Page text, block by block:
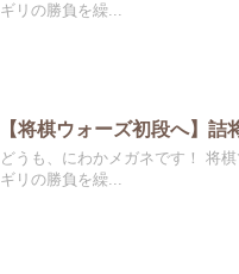
ギリの勝負を繰...
【将棋ウォーズ初段へ】
どうも、にわかメガネです！ 将
ギリの勝負を繰...